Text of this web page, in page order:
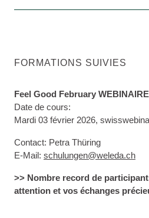
FORMATIONS SUIVIES
Feel Good February
Date de cours:
Mardi 03 février 2026,
Contact: Petra Thüring
E-Mail: schulungen@weleda.ch
>> Nombre record de
attention et vos échanges